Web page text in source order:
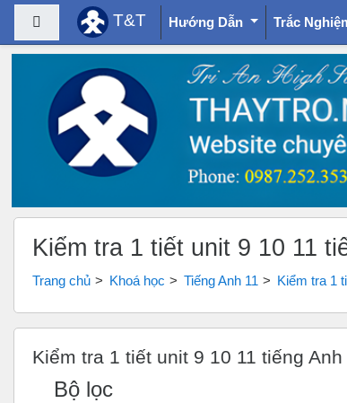
Chuyển tới nội dung chính
Bảng điều khiển cạnh
T&T Hướng Dẫn Trắc
Kiểm tra 1 tiết unit 9 10 11
Trang chủ Khoá học Tiếng Anh 11 Kiểm tra 1
Kiểm tra 1 tiết unit 9 10 11 tiếng
Bộ lọc